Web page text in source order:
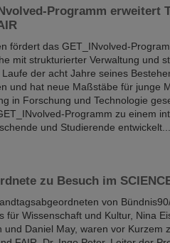
Programm erweitert
fördert das GET_INvolved-
mit strukturierter Verwaltung und
der acht Jahre seines
und hat neue Maßstäbe für junge
in Forschung und Technologie
Programm zu einem
und Studierende entwickelt...
zu Besuch im
von
für Wissenschaft und Kultur, Nina
und Daniel May, waren vor Kurzem